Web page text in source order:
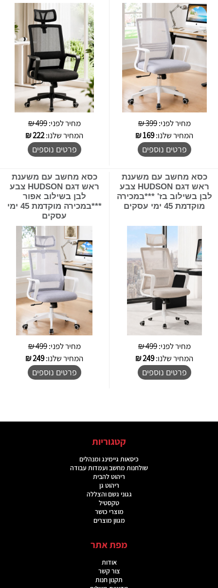
מחיר לפני:399 ₪
המחיר שלנו:169
₪
פרטים נוספים
מחיר לפני:499 ₪
המחיר שלנו:222
₪
פרטים נוספים
כסא מחשב עם משענת
ראש דגם HUDSON צבע
לבן בשילוב בז' ***במכירה
מוקדמת 45 ימי עסקים
מחיר לפני:499 ₪
המחיר שלנו:249
₪
פרטים נוספים
כסא מחשב עם משענת
ראש דגם HUDSON צבע
לבן בשילוב אפור
***במכירה מוקדמת 45 ימי
עסקים
מחיר לפני:499 ₪
המחיר שלנו:249
₪
פרטים נוספים
קטגוריות
כיסאות גיימינג ומנהלים
שולחנות מחשב ועמדות עבודה
ריהוט להבית
ריהוט גן
גגוני גשם והצללה
טקסטיל
מוצרי כושר
מגוון מוצרים
מפת אתר
אודות
צור קשר
תקנון חנות